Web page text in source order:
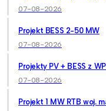
07-08-2026
Projekt BESS 2-50 MW
07-08-2026
Projekty PV + BESS z
07-08-2026
Projekt 1 MW RTB woj.